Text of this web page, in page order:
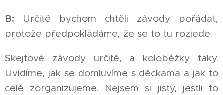
B: Určitě bychom chtěli závody pořádat,
protože předpokládáme, že se to tu rozjede.
Skejtové závody určitě, a koloběžky taky.
Uvidíme, jak se domluvíme s děckama a jak to
celé zorganizujeme. Nejsem si jistý, jestli to